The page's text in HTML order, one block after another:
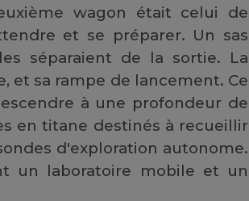
wagon était celui de
et se préparer. Un sas
séparaient de la sortie. La
et sa rampe de lancement. Ce
à une profondeur de
en titane destinés à recueillir
d'exploration autonome.
un laboratoire mobile et un